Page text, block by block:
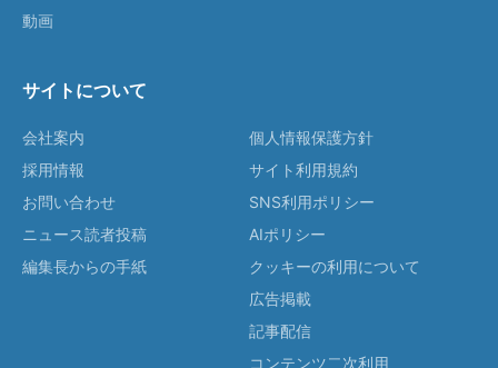
動画
サイトについて
会社案内
採用情報
お問い合わせ
ニュース読者投稿
編集長からの手紙
個人情報保護方針
サイト利用規約
SNS利用ポリシー
AIポリシー
クッキーの利用について
広告掲載
記事配信
コンテンツ二次利用